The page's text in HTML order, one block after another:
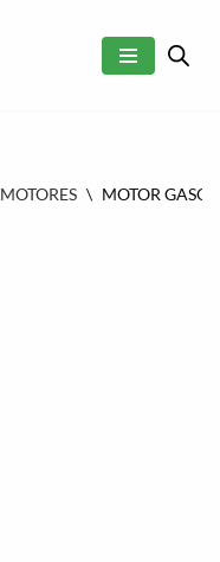
MOTORES \ MOTOR